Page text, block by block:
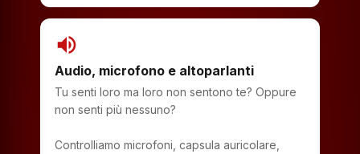
volume_up
Audio, microfono e altoparlanti
Tu senti loro ma loro non sentono te? Oppure
non senti più nessuno?
Controlliamo microfoni, capsula auricolare,